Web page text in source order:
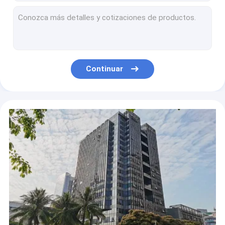
8 transmisor video inalámbrico de los canales COFDM Digitaces con el puerto serie para el control de PTZ
transmisor de la transmisión de datos de Ethernet 20W, transmisor inalámbrico y receptor 921600bps del sistema de pesos americano
BI móvil NLOS de video de los datos COFDM del transmisor audio del IP direccional
Transmisor potente táctico 100W inalámbrico del IP de COFDM militar
Transmisor del IP de FDD COFDM y OEM video digitales del receptor 921600bps
Continuar